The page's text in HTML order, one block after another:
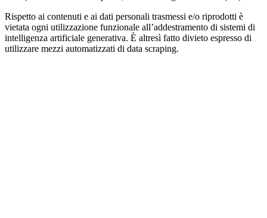
Rispetto ai contenuti e ai dati personali trasmessi e/o riprodotti è
vietata ogni utilizzazione funzionale all’addestramento di sistemi di
intelligenza artificiale generativa. È altresì fatto divieto espresso di
utilizzare mezzi automatizzati di data scraping.